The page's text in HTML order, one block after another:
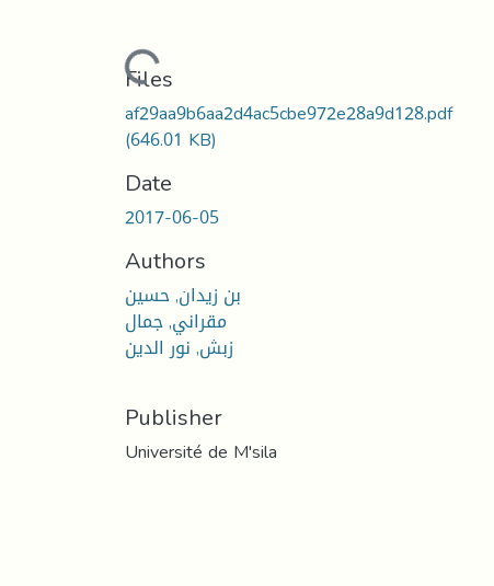
Loading...
Files
af29aa9b6aa2d4ac5cbe972e28a9d128.pdf
(646.01 KB)
Date
2017-06-05
Authors
بن زيدان, حسين
مقراني, جمال
زبش, نور الدين
Publisher
Université de M'sila